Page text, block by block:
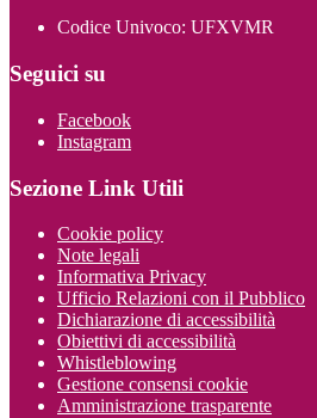
Codice Univoco: UFXVMR
Seguici su
Facebook
Instagram
Sezione Link Utili
Cookie policy
Note legali
Informativa Privacy
Ufficio Relazioni con il Pubblico
Dichiarazione di accessibilità
Obiettivi di accessibilità
Whistleblowing
Gestione consensi cookie
Amministrazione trasparente